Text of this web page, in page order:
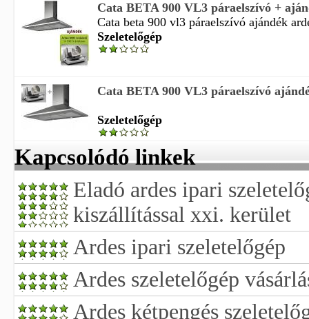
Cata BETA 900 VL3 páraelszívó +
Cata beta 900 vl3 páraelszívó ajándék
Szeletelőgép
Cata BETA 900 VL3 páraelszívó
Szeletelőgép
Kapcsolódó linkek
Eladó ardes ipari
kiszállítással xxi. kerület
Ardes ipari szeletelőgép
Ardes szeletelőgép
Ardes kétpengés